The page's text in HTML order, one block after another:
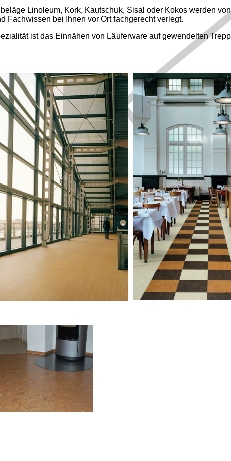
Linoleum, Kork, Kautschuk, Sisal oder Kokos werden
Fachwissen bei Ihnen vor Ort fachgerecht verlegt.
ist das Einnähen von Läuferware auf gewendelten